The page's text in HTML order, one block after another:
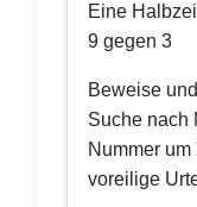
Eine
9 gegen 3
Beweise
Suche nach
Nummer
voreilige